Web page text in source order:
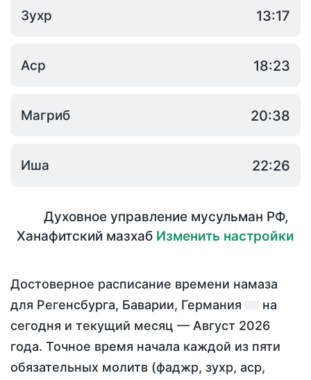
Зухр 13:17
Аср 18:23
Магриб 20:38
Иша 22:26
Духовное управление мусульман РФ,
Ханафитский мазхаб Изменить настройки
Достоверное расписание времени намаза
для Регенсбурга, Баварии, Германия
на
сегодня и текущий месяц — Август 2026
года. Точное время начала каждой из пяти
обязательных молитв (фаджр, зухр, аср,